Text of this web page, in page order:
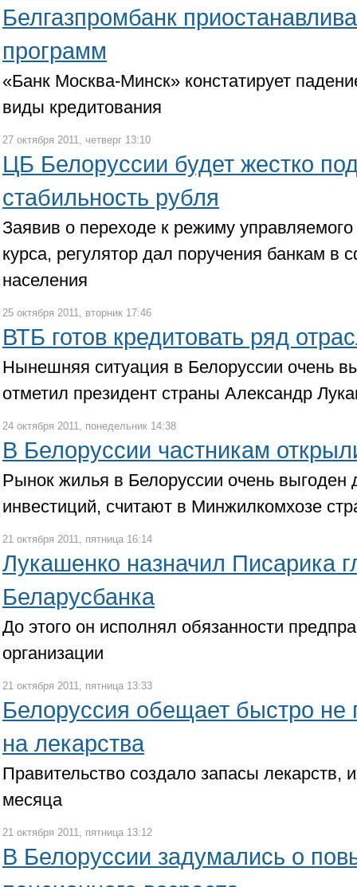
Белгазпромбанк
программ
«Банк Москва-Минск» констатирует
виды кредитования
27 октября 2011, четверг 13:10
ЦБ Белоруссии будет жестко
стабильность рубля
Заявив о переходе к режиму
курса, регулятор дал поручения банкам в
населения
25 октября 2011, вторник 17:46
ВТБ готов кредитовать ряд
Нынешняя ситуация в Белоруссии очень
отметил президент страны Александр
24 октября 2011, понедельник 14:38
В Белоруссии частникам
Рынок жилья в Белоруссии очень выгоден
инвестиций, считают в Минжилкомхозе
21 октября 2011, пятница 16:14
Лукашенко назначил Писарика
Беларусбанка
До этого он исполнял обязанности
организации
21 октября 2011, пятница 13:33
Белоруссия обещает быстро
на лекарства
Правительство создало запасы лекарств,
месяца
21 октября 2011, пятница 13:12
В Белоруссии задумались о